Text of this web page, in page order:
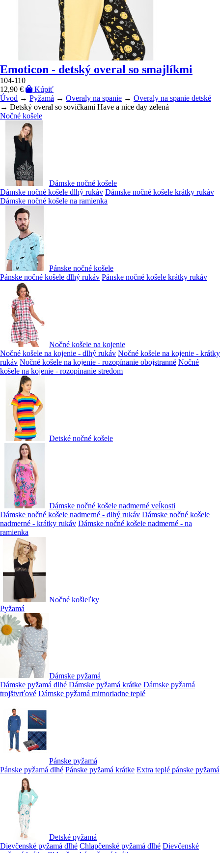
Emoticon - detský overal so smajlíkmi
104-110
12,90 €
Kúpiť
Úvod → Pyžamá → Overaly na spanie → Overaly na spanie detské
→ Detský overal so sovičkami Have a nice day zelená
Nočné košele
Dámske nočné košele
Dámske nočné košele dlhý rukáv Dámske nočné košele krátky rukáv
Dámske nočné košele na ramienka
Pánske nočné košele
Pánske nočné košele dlhý rukáv Pánske nočné košele krátky rukáv
Nočné košele na kojenie
Nočné košele na kojenie - dlhý rukáv Nočné košele na kojenie - krátky
rukáv Nočné košele na kojenie - rozopínanie obojstranné Nočné
košele na kojenie - rozopínanie stredom
Detské nočné košele
Dámske nočné košele nadmerné veĺkosti
Dámske nočné košele nadmerné - dlhý rukáv Dámske nočné košele
nadmerné - krátky rukáv Dámske nočné košele nadmerné - na
ramienka
Nočné košieľky
Pyžamá
Dámske pyžamá
Dámske pyžamá dlhé Dámske pyžamá krátke Dámske pyžamá
trojštvrťové Dámske pyžamá mimoriadne teplé
Pánske pyžamá
Pánske pyžamá dlhé Pánske pyžamá krátke Extra teplé pánske pyžamá
Detské pyžamá
Dievčenské pyžamá dlhé Chlapčenské pyžamá dlhé Dievčenské